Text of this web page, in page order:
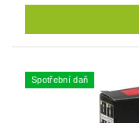
Spotřební daň